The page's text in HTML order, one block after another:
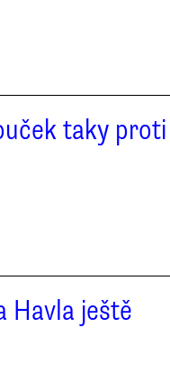
taky proti
Havla ještě